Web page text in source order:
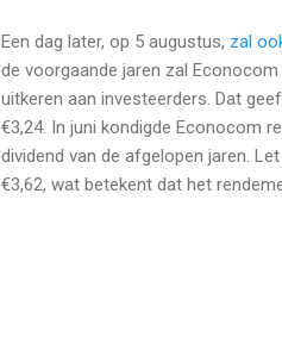
Een dag later, op 5 augustus, zal
de voorgaande jaren zal
uitkeren aan investeerders. Dat
€3,24. In juni kondigde Econocom
dividend van de afgelopen jaren.
€3,62, wat betekent dat het